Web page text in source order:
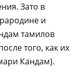
Зато в
и
тамилов
того, как их
Кандам).